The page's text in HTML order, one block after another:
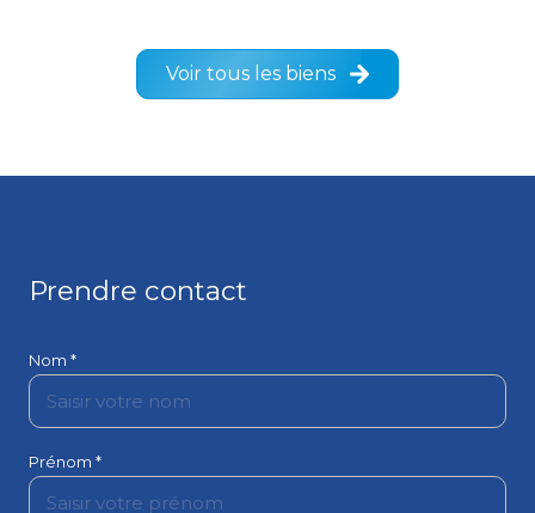
Voir tous les biens
Prendre contact
Nom *
Prénom *